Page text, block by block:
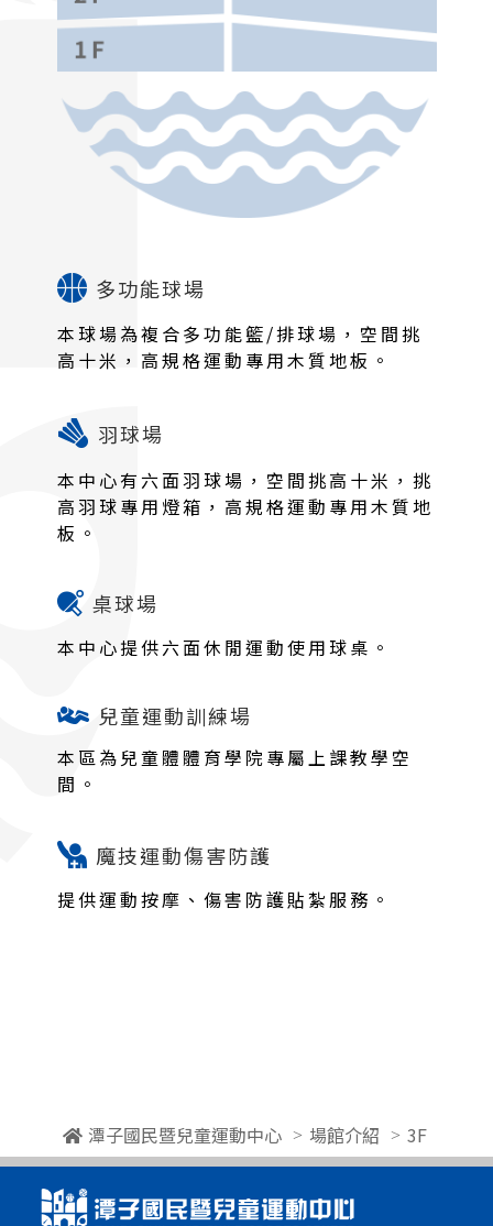
多功能球場
本球場為複合多功能籃/排球場，空間挑
高十米，高規格運動專用木質地板。
羽球場
本中心有六面羽球場，空間挑高十米，挑
高羽球專用燈箱，高規格運動專用木質地
板。
桌球場
本中心提供六面休閒運動使用球桌。
兒童運動訓練場
本區為兒童體體育學院專屬上課教學空
間。
魔技運動傷害防護
提供運動按摩、傷害防護貼紮服務。
潭子國民暨兒童運動中心 場館介紹 3F